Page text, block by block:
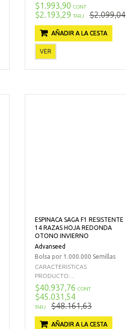
$1.993,90 CONT
$2.193,29 TARJ $2.099,04
AÑADIR A LA CESTA
VER
ESPINACA SAGA F1 RESISTENTE
14 RAZAS HOJA REDONDA
OTONO INVIERNO
Advanseed
Bolsa por 1.000.000 Semillas
CARACTERISTICAS
PRODUCTO:...
$40.937,76 CONT
$45.031,54
TARJ $48.161,63
AÑADIR A LA CESTA